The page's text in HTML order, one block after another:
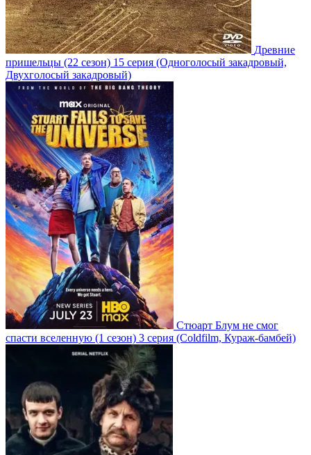
Древние
пришельцы (22 сезон) 15 серия (Одноголосый закадровый,
Двухголосый закадровый)
Стюарт Блум не смог
спасти вселенную (1 сезон) 3 серия (Coldfilm, Кураж-бамбей)